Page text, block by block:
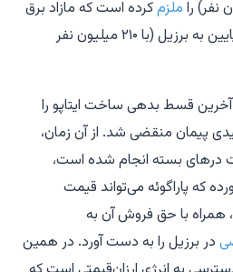
ملزمکرده است که مازاد برق
خود را با قیمت‌های بسیار پایین به برزیل (با ۲۱۰ میلیون نفر
کشور آخرین قسط بدهی ساخت ایتاپو را
پیمان منقضی شد. از آن زمان،
درهای بسته انجام شده است،
که پاراگوئه می‌تواند قیمت
همراه با حق فروش آن به
در برزیل را به دست آورد. در همین